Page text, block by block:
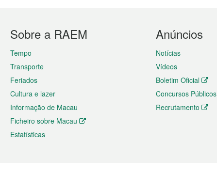
Sobre a RAEM
Tempo
Transporte
Feriados
Cultura e lazer
Informação de Macau
Ficheiro sobre Macau
Estatísticas
Anúncios
Notícias
Vídeos
Boletim Oficial
Concursos Públicos
Recrutamento